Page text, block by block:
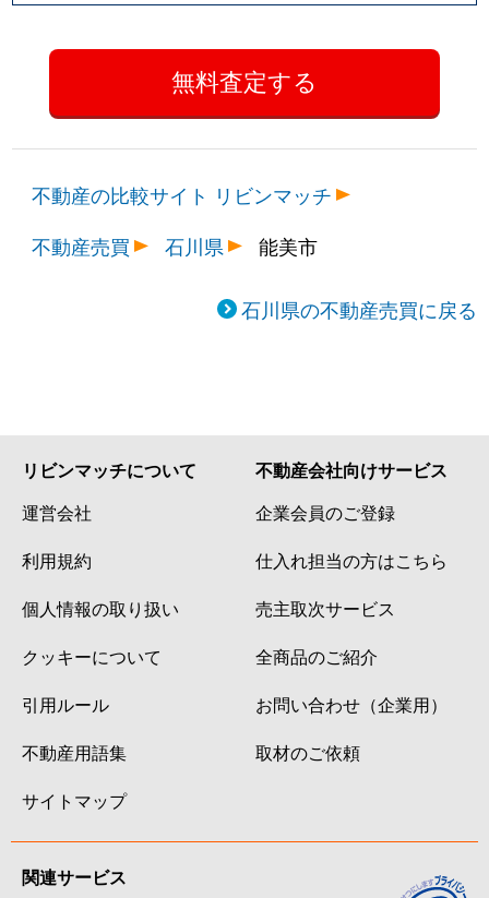
不動産の比較サイト リビンマッチ
不動産売買
石川県 能美市
石川県の不動産売買に戻る
リビンマッチについて
運営会社
利用規約
個人情報の取り扱い
クッキーについて
引用ルール
不動産用語集
サイトマップ
不動産会社向けサービス
企業会員のご登録
仕入れ担当の方はこちら
売主取次サービス
全商品のご紹介
お問い合わせ（企業用）
取材のご依頼
関連サービス